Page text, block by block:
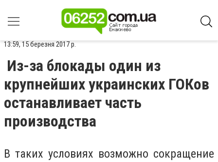
13:59, 15 березня 2017 р.
Из-за блокады один из
крупнейших украинских ГОКов
останавливает часть
производства
В таких условиях возможно сокращение